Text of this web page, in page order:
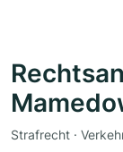
Strafrecht ·